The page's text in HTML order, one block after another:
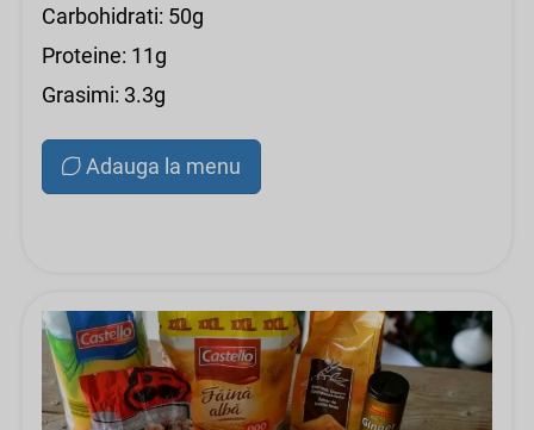
Carbohidrati: 50g
Proteine: 11g
Grasimi: 3.3g
Adauga la menu